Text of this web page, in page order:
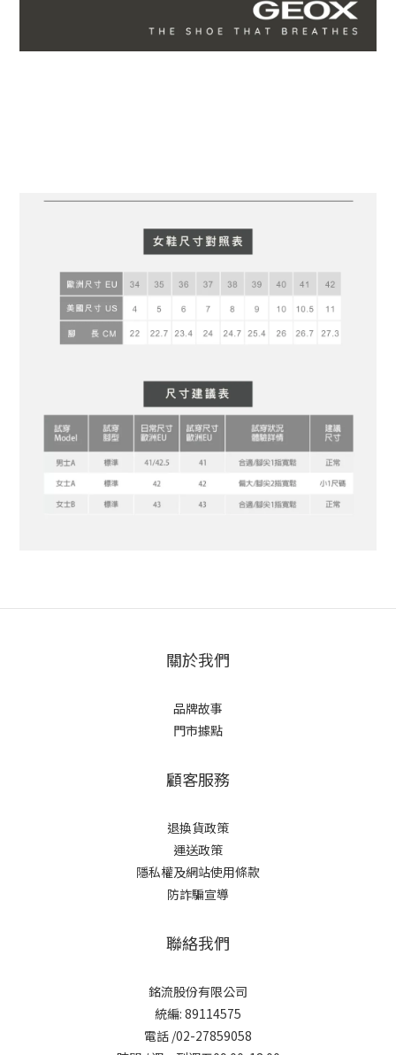
關於我們
品牌故事
門市據點
顧客服務
退換貨政策
運送政策
隱私權及網站使用條款
防詐騙宣導
聯絡我們
銘流股份有限公司
統編: 89114575
電話 /02-27859058